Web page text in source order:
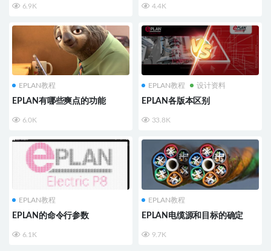
6.9K 4.4K
EPLAN教程
EPLAN有哪些爽点的功能
6.0K
EPLAN教程 设计资料
EPLAN各版本区别
33.8K
EPLAN教程
EPLAN的命令行参数
6.1K
EPLAN教程
EPLAN电缆源和目标的确定
9.7K